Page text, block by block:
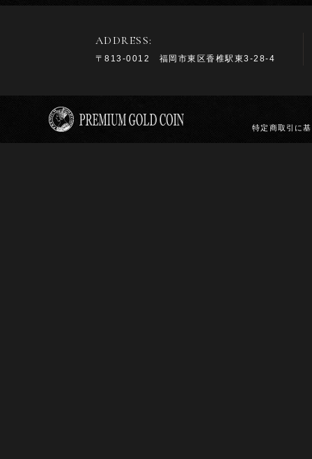
ADDRESS:
〒813-0012 福岡市東区香椎駅東3-28-4
特定商取引に